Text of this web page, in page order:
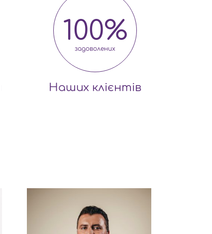
100%
задоволених
Наших клієнтів